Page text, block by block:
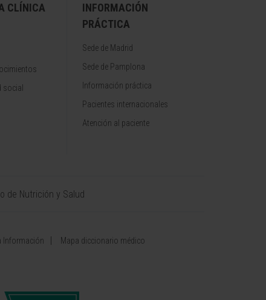
CLÍNICA
social
INFORMACIÓN
PRÁCTICA
Sede de Madrid
Sede de Pamplona
Información práctica
Pacientes internacionales
Atención al paciente
de Nutrición y Salud
Información Mapa diccionario médico